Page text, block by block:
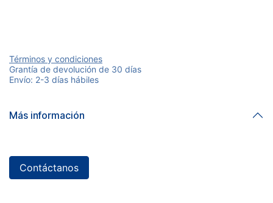
Términos y condiciones
Grantía de devolución de 30 días
Envío: 2-3 días hábiles
Más información
Contáctanos